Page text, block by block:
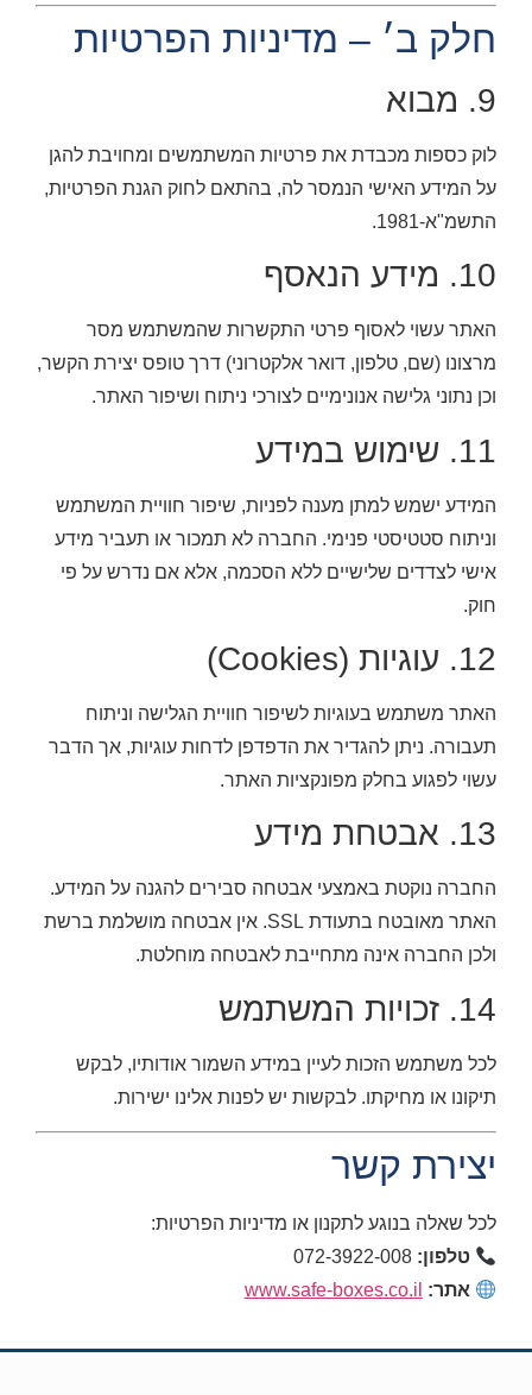
חלק ב׳ – מדיניות הפרטיות
9. מבוא
לוק כספות מכבדת את פרטיות המשתמשים ומחויבת להגן
על המידע האישי הנמסר לה, בהתאם לחוק הגנת הפרטיות,
התשמ"א-1981.
10. מידע הנאסף
האתר עשוי לאסוף פרטי התקשרות שהמשתמש מסר
מרצונו (שם, טלפון, דואר אלקטרוני) דרך טופס יצירת הקשר,
וכן נתוני גלישה אנונימיים לצורכי ניתוח ושיפור האתר.
11. שימוש במידע
המידע ישמש למתן מענה לפניות, שיפור חוויית המשתמש
וניתוח סטטיסטי פנימי. החברה לא תמכור או תעביר מידע
אישי לצדדים שלישיים ללא הסכמה, אלא אם נדרש על פי
חוק.
12. עוגיות (Cookies)
האתר משתמש בעוגיות לשיפור חוויית הגלישה וניתוח
תעבורה. ניתן להגדיר את הדפדפן לדחות עוגיות, אך הדבר
עשוי לפגוע בחלק מפונקציות האתר.
13. אבטחת מידע
החברה נוקטת באמצעי אבטחה סבירים להגנה על המידע.
האתר מאובטח בתעודת SSL. אין אבטחה מושלמת ברשת
ולכן החברה אינה מתחייבת לאבטחה מוחלטת.
14. זכויות המשתמש
לכל משתמש הזכות לעיין במידע השמור אודותיו, לבקש
תיקונו או מחיקתו. לבקשות יש לפנות אלינו ישירות.
יצירת קשר
לכל שאלה בנוגע לתקנון או מדיניות הפרטיות:
טלפון: 072-3922-008
אתר: www.safe-boxes.co.il